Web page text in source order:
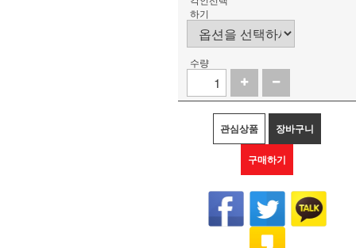
하기
수량
관심상품 장바구니
구매하기